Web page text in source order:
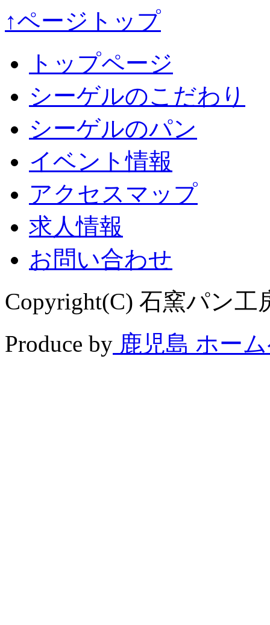
↑ページトップ
トップページ
シーゲルのこだわり
シーゲルのパン
イベント情報
アクセスマップ
求人情報
お問い合わせ
Copyright(C) 石窯パン工
Produce by 鹿児島 ホー